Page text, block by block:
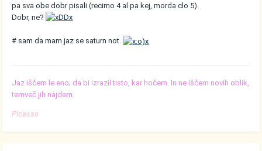
pa sva obe dobr pisali (recimo 4 al pa kej, morda clo 5).
Dobr, ne?
# sam da mam jaz se saturn not.
Jaz iščem le eno; da bi izrazil tisto, kar hočem. In ne iščem novih oblik,
temveč jih najdem.
Picasso